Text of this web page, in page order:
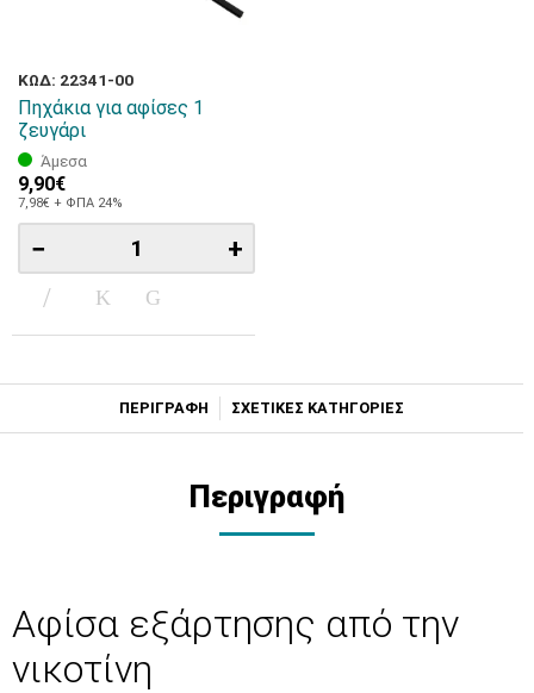
ΚΩΔ: 22341-00
Πηχάκια για αφίσες 1
ζευγάρι
Άμεσα
9,90€
7,98€ + ΦΠΑ 24%
− +
ΠΕΡΙΓΡΑΦΗ ΣΧΕΤΙΚΕΣ ΚΑΤΗΓΟΡΙΕΣ
Περιγραφή
Αφίσα εξάρτησης από την
νικοτίνη